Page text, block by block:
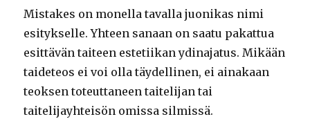
Mistakes on monella tavalla juonikas nimi
esitykselle. Yhteen sanaan on saatu pakattua
esittävän taiteen estetiikan ydinajatus. Mikään
taideteos ei voi olla täydellinen, ei ainakaan
teoksen toteuttaneen taitelijan tai
taitelijayhteisön omissa silmissä.